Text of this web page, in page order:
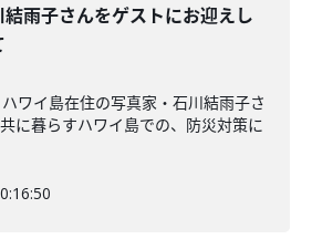
結雨子さんをゲストにお迎えし
ワイ島在住の写真家・石川結雨子さ
に暮らすハワイ島での、防災対策に